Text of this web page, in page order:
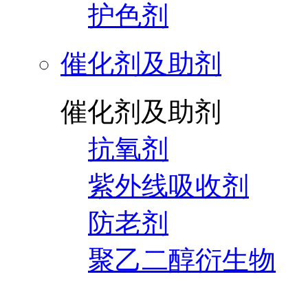
护色剂
催化剂及助剂
催化剂及助剂
抗氧剂
紫外线吸收剂
防老剂
聚乙二醇衍生物